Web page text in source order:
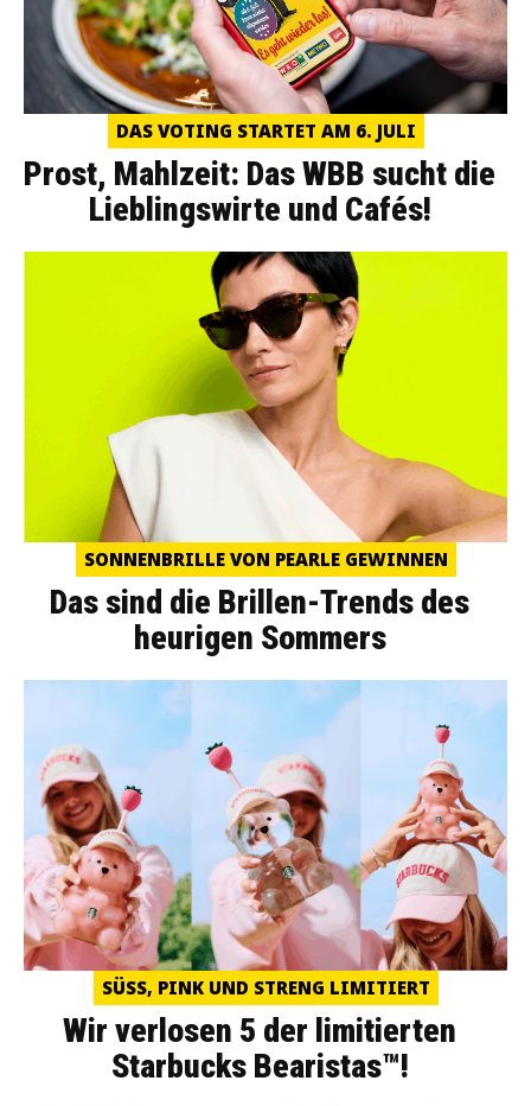
DAS VOTING STARTET AM 6. JULI
Prost, Mahlzeit: Das WBB sucht die
Lieblingswirte und Cafés!
SONNENBRILLE VON PEARLE GEWINNEN
Das sind die Brillen-Trends des
heurigen Sommers
SÜSS, PINK UND STRENG LIMITIERT
Wir verlosen 5 der limitierten
Starbucks Bearistas™!